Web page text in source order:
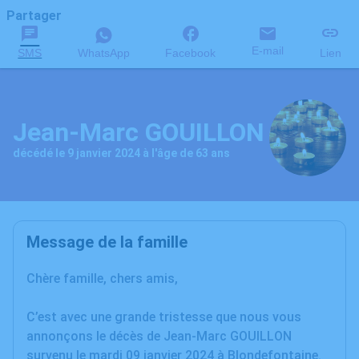
Partager
SMS WhatsApp Facebook E-mail Lien
Jean-Marc GOUILLON
décédé le 9 janvier 2024 à l'âge de 63 ans
Message de la famille
Chère famille, chers amis,
C’est avec une grande tristesse que nous vous
annonçons le décès de Jean-Marc GOUILLON
survenu le mardi 09 janvier 2024 à Blondefontaine.